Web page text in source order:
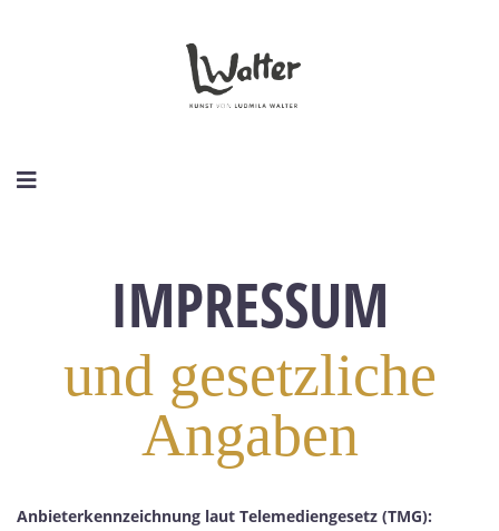
IMPRESSUM
und gesetzliche
Angaben
Anbieterkennzeichnung laut Telemediengesetz (TMG):